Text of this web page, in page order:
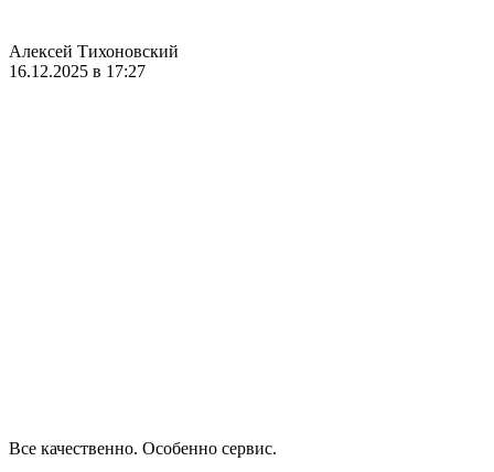
Алексей Тихоновский
16.12.2025 в 17:27
Все качественно. Особенно сервис.